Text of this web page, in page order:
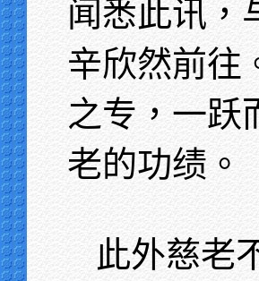
闻悉此讯，
辛欣然前往
之专，一跃
老的功绩。
此外慈老